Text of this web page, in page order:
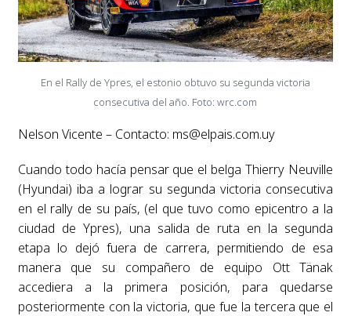
En el Rally de Ypres, el estonio obtuvo su segunda victoria
consecutiva del año. Foto: wrc.com
Nelson Vicente – Contacto: ms@elpais.com.uy
Cuando todo hacía pensar que el belga Thierry Neuville
(Hyundai) iba a lograr su segunda victoria consecutiva
en el rally de su país, (el que tuvo como epicentro a la
ciudad de Ypres), una salida de ruta en la segunda
etapa lo dejó fuera de carrera, permitiendo de esa
manera que su compañero de equipo Ott Tänak
accediera a la primera posición, para quedarse
posteriormente con la victoria, que fue la tercera que el